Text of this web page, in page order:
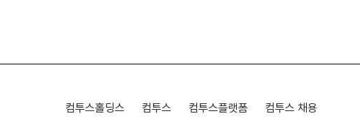
컴투스홀딩스 컴투스 컴투스플랫폼 컴투스 채용